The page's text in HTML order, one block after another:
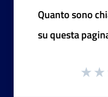
Quanto sono
su questa